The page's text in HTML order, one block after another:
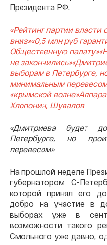
Президента РФ.
«Рейтинг партии власти
вниз»«0,5 млн руб
Общественную палату»
не закончились»
выборам в Петербурге,
минимальным
«крымской волне»
Хлопонин, Шувалов
«Дмитриева будет
Петербурге, но
перевесом»
На прошлой неделе
губернатором С-
которой принял его
добро на участие в
выборах уже в
возможности такого
Смольного уже давно,